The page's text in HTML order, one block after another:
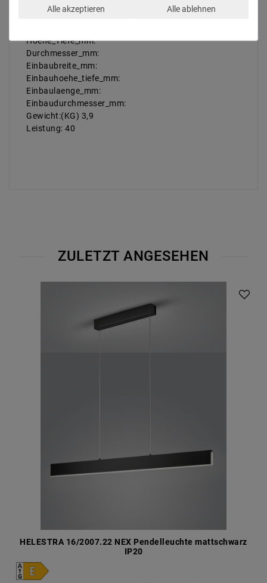
Schutzart: IP20
Laenge_mm:1110
Hoehe_Tiefe_mm:
Durchmesser_mm:
Einbaubreite_mm:
Einbauhoehe_tiefe_mm:
Einbaulaenge_mm:
Einbaudurchmesser_mm:
Gewicht:(KG) 3,9
Leistung: 40
ZULETZT ANGESEHEN
HELESTRA 16/2007.22 NEX Pendelleuchte mattschwarz
IP20
Alle akzeptieren Alle ablehnen